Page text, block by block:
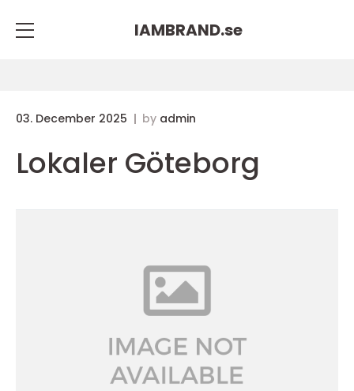
IAMBRAND.se
03. December 2025 by admin
Lokaler Göteborg